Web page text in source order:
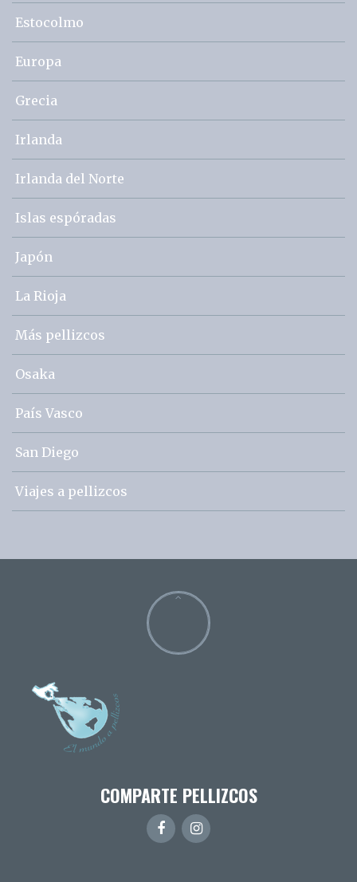
Estocolmo
Europa
Grecia
Irlanda
Irlanda del Norte
Islas espóradas
Japón
La Rioja
Más pellizcos
Osaka
País Vasco
San Diego
Viajes a pellizcos
COMPARTE PELLIZCOS